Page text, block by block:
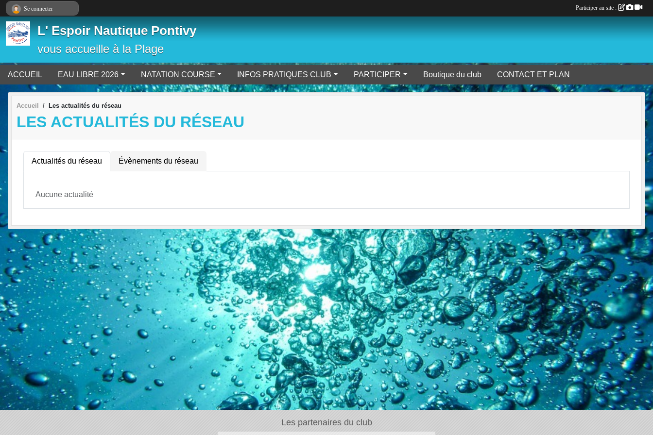
L' Espoir Nautique Pontivy
vous accueille à la Plage
ACCUEIL EAU LIBRE 2026 NATATION COURSE INFOS PRATIQUES CLUB PARTICIPER Boutique du club CONTACT ET PLAN
Accueil Les actualités du réseau
LES ACTUALITÉS DU RÉSEAU
Actualités du réseau Évènements du réseau
Aucune actualité
Les partenaires du club
Se connecter Participer au site :
Panneau de gestion des cookies